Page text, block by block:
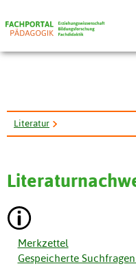
Literatur
Merkzettel
Gespeicherte